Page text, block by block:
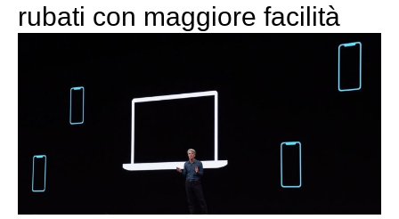
rubati con maggiore facilità